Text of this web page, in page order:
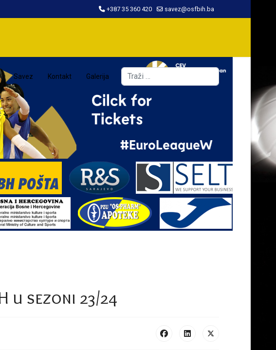
+387 35 360 420 savez@osfbih.ba
Savez Kontakt Galerija Traži
u sezoni 23/24